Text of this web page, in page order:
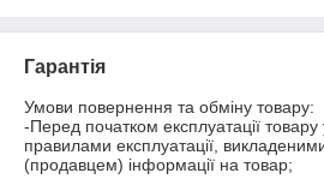
Гарантія
Умови повернення та обміну товару:
-Перед початком експлуатації
правилами експлуатації,
(продавцем) інформації на товар;